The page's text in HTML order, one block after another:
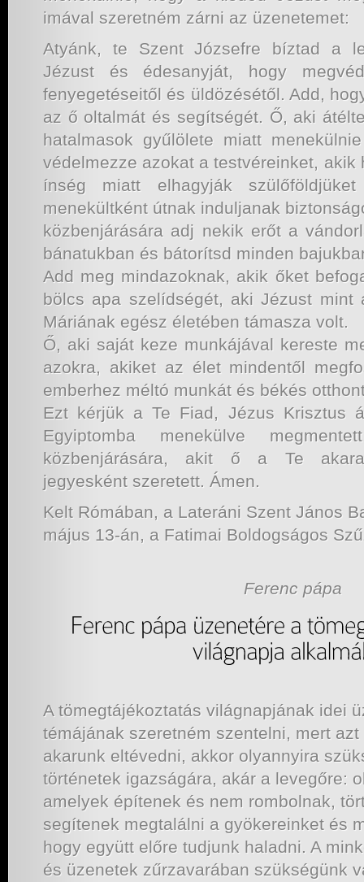
imával szeretném zárni az üzenetemet:
Atyánk, te Szent Józsefre bíztad a
Jézust és édesanyját, hogy
fenyegetéseitől és üldözésétől. Add,
az ő oltalmát és segítségét. Ő, aki
hatalmasok gyűlölete miatt
védelmezze azokat a testvéreinket, akik
ínség miatt elhagyják
menekültként útnak induljanak
közbenjárására adj nekik erőt a
bánatukban és bátorítsd minden
Add meg mindazoknak, akik őket
bölcs apa szelídségét, aki Jézust mint
Máriának egész életében támasza volt.
Ő, aki saját keze munkájával kereste
azokra, akiket az élet mindentől
emberhez méltó munkát és békés
Ezt kérjük a Te Fiad, Jézus Krisztus
Egyiptomba menekülve
közbenjárására, akit ő a Te
jegyesként szeretett. Ámen.
Kelt Rómában, a Lateráni Szent János
május 13-án, a Fatimai Boldogságos
Ferenc pápa
A tömegtájékoztatás világnapjának idei
témájának szeretném szentelni, mert
akarunk eltévedni, akkor olyannyira
történetek igazságára, akár a levegőre:
amelyek építenek és nem rombolnak,
segítenek megtalálni a gyökereinket és
hogy együtt előre tudjunk haladni. A
és üzenetek zűrzavarában szükségünk